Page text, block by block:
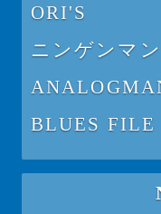
ORI'S
ニンゲンマン
BLUES